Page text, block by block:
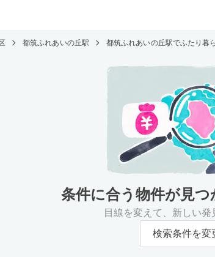
都筑ふれあいの丘駅 都筑ふれあいの丘駅でふたり暮
条件に合う物件が見つ
目線を変えて、新しい発
検索条件を変